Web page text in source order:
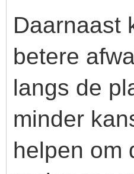
Daarnaast
betere
langs de
minder
helpen om